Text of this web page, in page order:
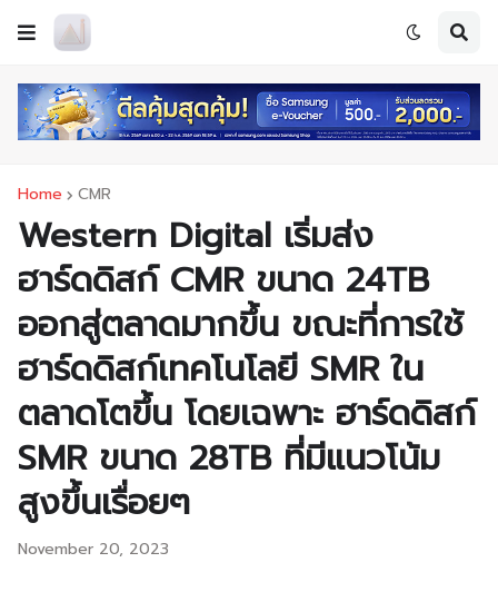
Home CMR
Western Digital เริ่มส่ง
ฮาร์ดดิสก์ CMR ขนาด 24TB
ออกสู่ตลาดมากขึ้น ขณะที่การใช้
ฮาร์ดดิสก์เทคโนโลยี SMR ใน
ตลาดโตขึ้น โดยเฉพาะ ฮาร์ดดิสก์
SMR ขนาด 28TB ที่มีแนวโน้ม
สูงขึ้นเรื่อยๆ
November 20, 2023